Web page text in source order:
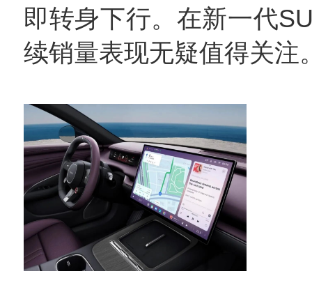
即转身下行。在新一代
续销量表现无疑值得关注